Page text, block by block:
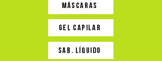
Máscaras
Gel capilar
sab. líquido